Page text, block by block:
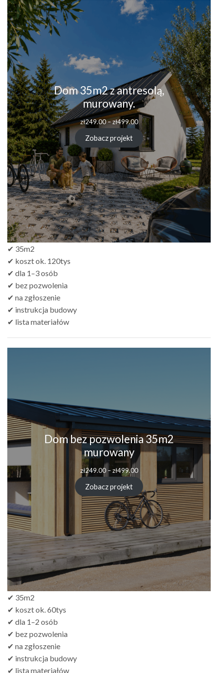
Dom 35m2 z antresolą,
murowany.
zł249.00–zł499.00Zakres
cen:
od
zł249.00
do
zł499.00
Zobacz projekt
✔ 35m2
✔ koszt ok. 120tys
✔ dla 1–3 osób
✔ bez pozwolenia
✔ na zgłoszenie
✔ instrukcja budowy
✔ lista materiałów
Dom bez pozwolenia 35m2
murowany
zł249.00 – zł499.00Zakres
od
zł249.00
do
zł499.00
Zobacz projekt
✔ 35m2
✔ koszt ok. 60tys
✔ dla 1–2 osób
✔ bez pozwolenia
✔ na zgłoszenie
✔ instrukcja budowy
✔ lista materiałów